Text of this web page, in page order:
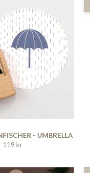
- UMBRELLA
119 kr